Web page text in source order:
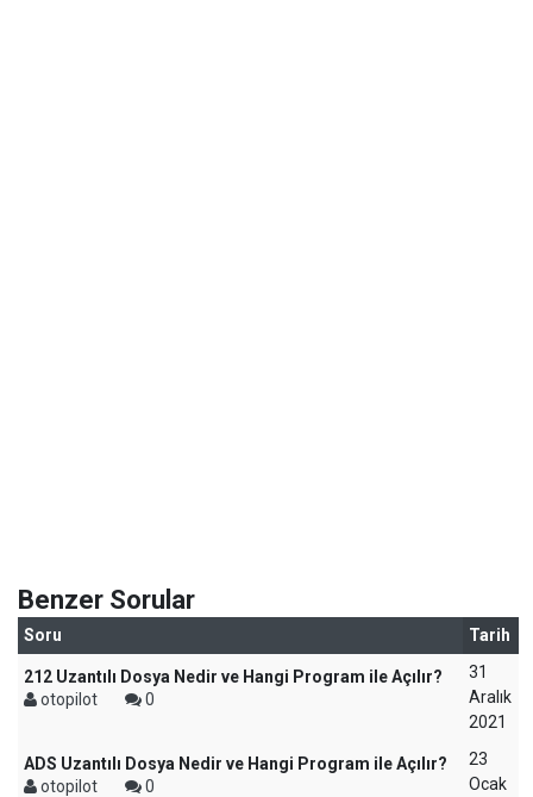
Benzer Sorular
Soru Tarih
212 Uzantılı Dosya Nedir ve Hangi Program ile Açılır?
otopilot
0
31
Aralık
2021
ADS Uzantılı Dosya Nedir ve Hangi Program ile Açılır?
otopilot
0
23
Ocak